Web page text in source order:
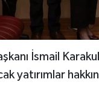
İsmail
yatırımlar